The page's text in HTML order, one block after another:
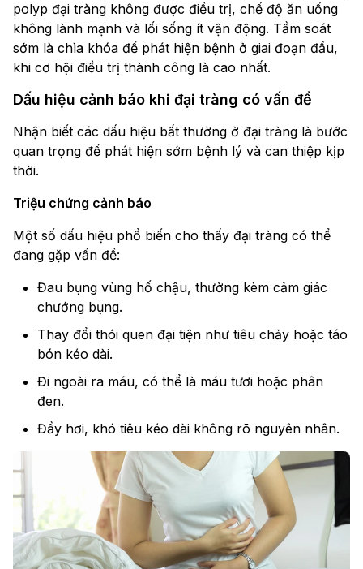
polyp đại tràng không được điều trị, chế độ ăn uống
không lành mạnh và lối sống ít vận động. Tầm soát
sớm là chìa khóa để phát hiện bệnh ở giai đoạn đầu,
khi cơ hội điều trị thành công là cao nhất.
Dấu hiệu cảnh báo khi đại tràng có vấn đề
Nhận biết các dấu hiệu bất thường ở đại tràng là bước
quan trọng để phát hiện sớm bệnh lý và can thiệp kịp
thời.
Triệu chứng cảnh báo
Một số dấu hiệu phổ biến cho thấy đại tràng có thể
đang gặp vấn đề:
Đau bụng vùng hố chậu, thường kèm cảm giác
chướng bụng.
Thay đổi thói quen đại tiện như tiêu chảy hoặc táo
bón kéo dài.
Đi ngoài ra máu, có thể là máu tươi hoặc phân
đen.
Đầy hơi, khó tiêu kéo dài không rõ nguyên nhân.